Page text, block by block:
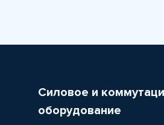
Силовое и
оборудование